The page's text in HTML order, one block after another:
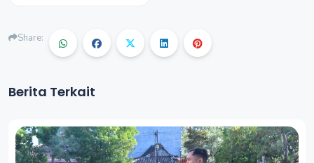
Share:
Berita Terkait